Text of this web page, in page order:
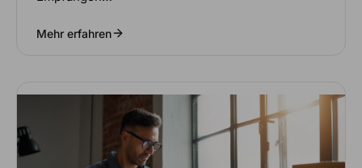
Mehr erfahren